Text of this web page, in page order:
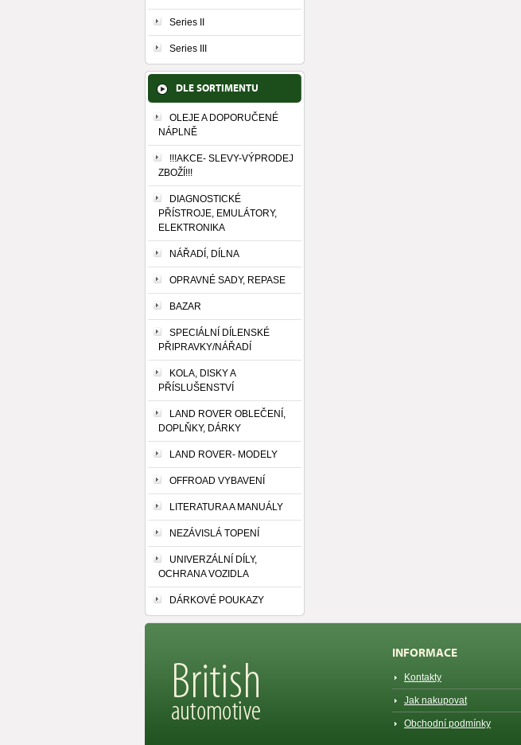
Series II
Series III
DLE SORTIMENTU
OLEJE A DOPORUČENÉ
NÁPLNĚ
!!!AKCE- SLEVY-VÝPRODEJ
ZBOŽÍ!!!
DIAGNOSTICKÉ
PŘÍSTROJE, EMULÁTORY,
ELEKTRONIKA
NÁŘADÍ, DÍLNA
OPRAVNÉ SADY, REPASE
BAZAR
SPECIÁLNÍ DÍLENSKÉ
PŘIPRAVKY/NÁŘADÍ
KOLA, DISKY A
PŘÍSLUŠENSTVÍ
LAND ROVER OBLEČENÍ,
DOPLŇKY, DÁRKY
LAND ROVER- MODELY
OFFROAD VYBAVENÍ
LITERATURA A MANUÁLY
NEZÁVISLÁ TOPENÍ
UNIVERZÁLNÍ DÍLY,
OCHRANA VOZIDLA
DÁRKOVÉ POUKAZY
INFORMACE
Kontakty
Jak nakupovat
Obchodní podmínky